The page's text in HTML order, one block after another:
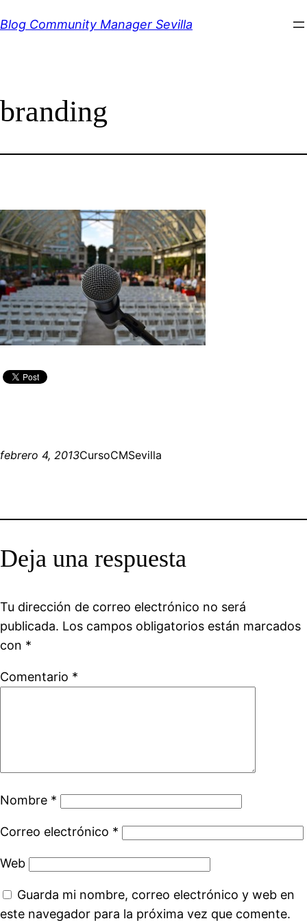
al
Blog Community Manager Sevilla
branding
febrero 4, 2013CursoCMSevilla
Deja una respuesta
Tu dirección de correo electrónico no será
publicada. Los campos obligatorios están marcados
con *
Comentario *
Nombre *
Correo electrónico *
Web
Guarda mi nombre, correo electrónico y web en
este navegador para la próxima vez que comente.